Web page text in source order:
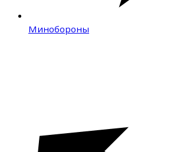
Минобороны